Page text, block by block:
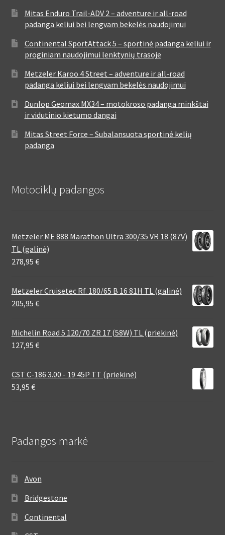
Mitas Enduro Trail-ADV 2 – adventure ir all-road
padanga keliui bei lengvam bekelės naudojimui
Continental SportAttack 5 – sportinė padanga keliui ir
proginiam naudojimui lenktynių trasoje
Metzeler Karoo 4 Street – adventure ir all-road
padanga keliui bei lengvam bekelės naudojimui
Dunlop Geomax MX34 – motokroso padanga minkštai
ir vidutinio kietumo dangai
Mitas Street Force – Subalansuota sportinė kelių
padanga
Motociklų padangos
Metzeler ME 888 Marathon Ultra 300/35 VR 18 (87V)
TL (galinė)
278,95 €
Metzeler Cruisetec Rf. 180/65 B 16 81H TL (galinė)
205,95 €
Michelin Road 5 120/70 ZR 17 (58W) TL (priekinė)
127,95 €
CST C-186 3.00 - 19 45P TT (priekinė)
53,95 €
Padangos markė
Avon
Bridgestone
Continental